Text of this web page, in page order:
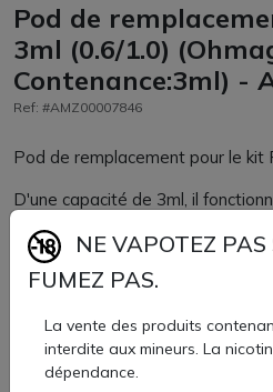
Pod de
3ml (0.6/1.0)
Contenance:3ml) -
Ref: #AMZ00007846
Pod de remplacement pour le kit
D'une capacité de 3ml, il
Vendu avec résistance pré-
1.0ohms
7,20
NE VAPOTEZ
FUMEZ PAS.
La vente des produits
interdite aux mineurs. La
dépendance.